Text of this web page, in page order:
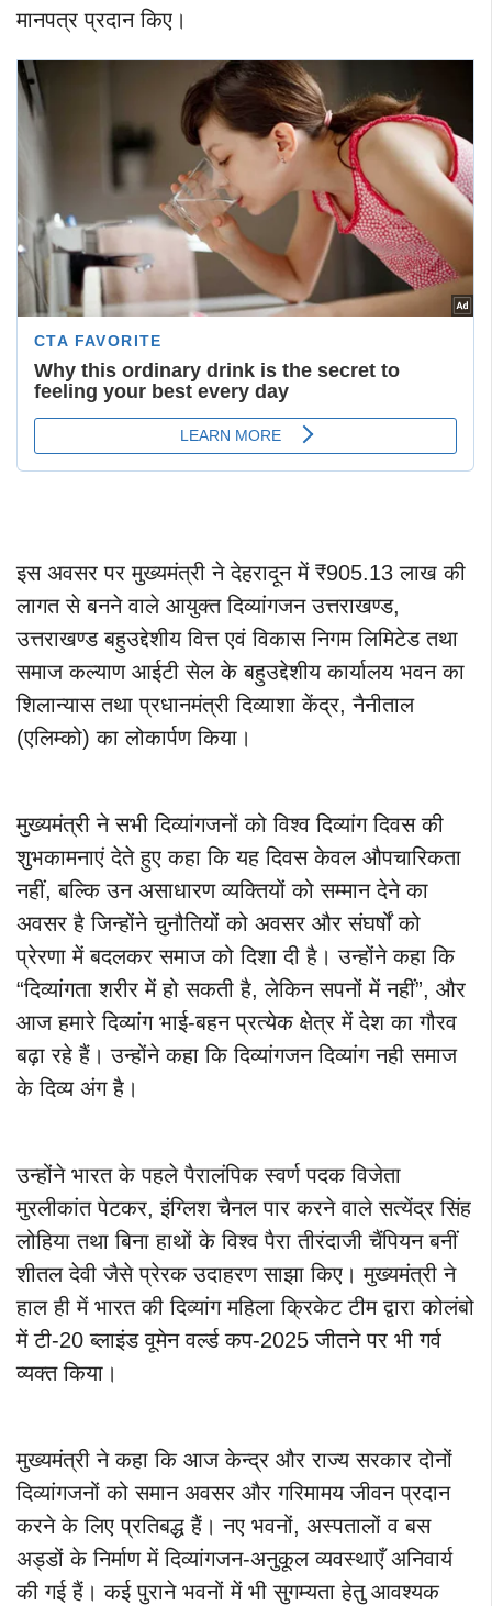
मानपत्र प्रदान किए।
इस अवसर पर मुख्यमंत्री ने देहरादून में ₹905.13 लाख की
लागत से बनने वाले आयुक्त दिव्यांगजन उत्तराखण्ड,
उत्तराखण्ड बहुउद्देशीय वित्त एवं विकास निगम लिमिटेड तथा
समाज कल्याण आईटी सेल के बहुउद्देशीय कार्यालय भवन का
शिलान्यास तथा प्रधानमंत्री दिव्याशा केंद्र, नैनीताल
(एलिम्को) का लोकार्पण किया।
मुख्यमंत्री ने सभी दिव्यांगजनों को विश्व दिव्यांग दिवस की
शुभकामनाएं देते हुए कहा कि यह दिवस केवल औपचारिकता
नहीं, बल्कि उन असाधारण व्यक्तियों को सम्मान देने का
अवसर है जिन्होंने चुनौतियों को अवसर और संघर्षों को
प्रेरणा में बदलकर समाज को दिशा दी है। उन्होंने कहा कि
“दिव्यांगता शरीर में हो सकती है, लेकिन सपनों में नहीं”, और
आज हमारे दिव्यांग भाई-बहन प्रत्येक क्षेत्र में देश का गौरव
बढ़ा रहे हैं। उन्होंने कहा कि दिव्यांगजन दिव्यांग नही समाज
के दिव्य अंग है।
उन्होंने भारत के पहले पैरालंपिक स्वर्ण पदक विजेता
मुरलीकांत पेटकर, इंग्लिश चैनल पार करने वाले सत्येंद्र सिंह
लोहिया तथा बिना हाथों के विश्व पैरा तीरंदाजी चैंपियन बनीं
शीतल देवी जैसे प्रेरक उदाहरण साझा किए। मुख्यमंत्री ने
हाल ही में भारत की दिव्यांग महिला क्रिकेट टीम द्वारा कोलंबो
में टी-20 ब्लाइंड वूमेन वर्ल्ड कप-2025 जीतने पर भी गर्व
व्यक्त किया।
मुख्यमंत्री ने कहा कि आज केन्द्र और राज्य सरकार दोनों
दिव्यांगजनों को समान अवसर और गरिमामय जीवन प्रदान
करने के लिए प्रतिबद्ध हैं। नए भवनों, अस्पतालों व बस
अड्डों के निर्माण में दिव्यांगजन-अनुकूल व्यवस्थाएँ अनिवार्य
की गई हैं। कई पुराने भवनों में भी सुगम्यता हेतु आवश्यक